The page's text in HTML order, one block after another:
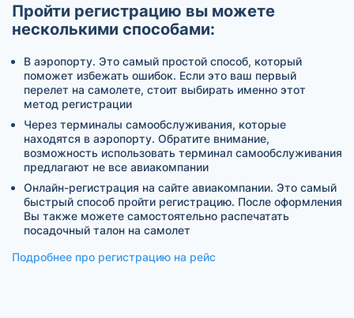
Пройти регистрацию вы можете
несколькими способами:
В аэропорту. Это самый простой способ, который
поможет избежать ошибок. Если это ваш первый
перелет на самолете, стоит выбирать именно этот
метод регистрации
Через терминалы самообслуживания, которые
находятся в аэропорту. Обратите внимание,
возможность использовать терминал самообслуживания
предлагают не все авиакомпании
Онлайн-регистрация на сайте авиакомпании. Это самый
быстрый способ пройти регистрацию. После оформления
Вы также можете самостоятельно распечатать
посадочный талон на самолет
Подробнее про регистрацию на рейс